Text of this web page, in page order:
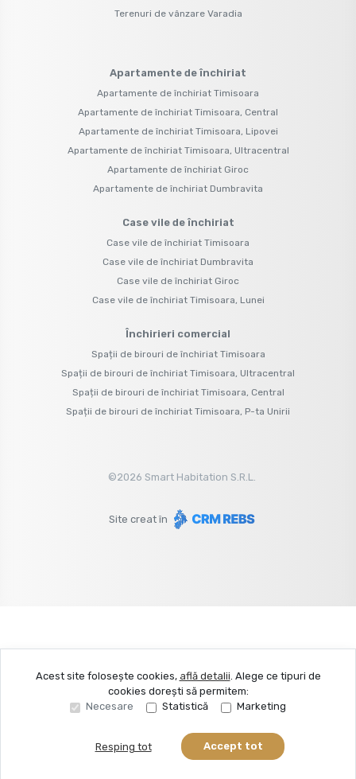
Terenuri de vânzare Varadia
Apartamente de închiriat
Apartamente de închiriat Timisoara
Apartamente de închiriat Timisoara, Central
Apartamente de închiriat Timisoara, Lipovei
Apartamente de închiriat Timisoara, Ultracentral
Apartamente de închiriat Giroc
Apartamente de închiriat Dumbravita
Case vile de închiriat
Case vile de închiriat Timisoara
Case vile de închiriat Dumbravita
Case vile de închiriat Giroc
Case vile de închiriat Timisoara, Lunei
Închirieri comercial
Spații de birouri de închiriat Timisoara
Spații de birouri de închiriat Timisoara, Ultracentral
Spații de birouri de închiriat Timisoara, Central
Spații de birouri de închiriat Timisoara, P-ta Unirii
©2026 Smart Habitation S.R.L.
Site creat în
Acest site folosește cookies, află detalii. Alege ce tipuri de
cookies dorești să permitem:
Necesare
Statistică Marketing
Resping tot Accept tot